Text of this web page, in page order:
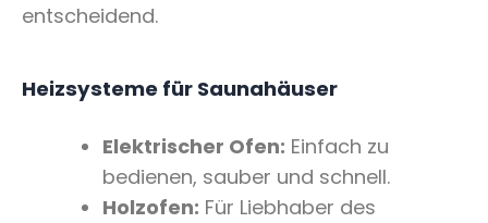
entscheidend.
Heizsysteme für Saunahäuser
Elektrischer Ofen: Einfach zu
bedienen, sauber und schnell.
Holzofen: Für Liebhaber des